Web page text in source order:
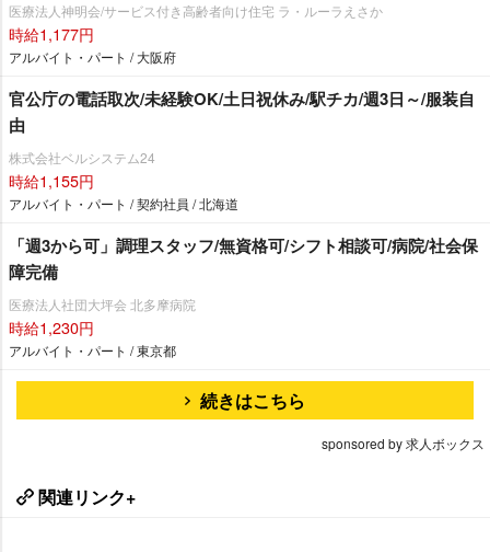
医療法人神明会/サービス付き高齢者向け住宅 ラ・ルーラえさか
時給1,177円
アルバイト・パート / 大阪府
官公庁の電話取次/未経験OK/土日祝休み/駅チカ/週3日～/服装自
由
株式会社ベルシステム24
時給1,155円
アルバイト・パート / 契約社員 / 北海道
「週3から可」調理スタッフ/無資格可/シフト相談可/病院/社会保
障完備
医療法人社団大坪会 北多摩病院
時給1,230円
アルバイト・パート / 東京都
続きはこちら
sponsored by 求人ボックス
関連リンク+